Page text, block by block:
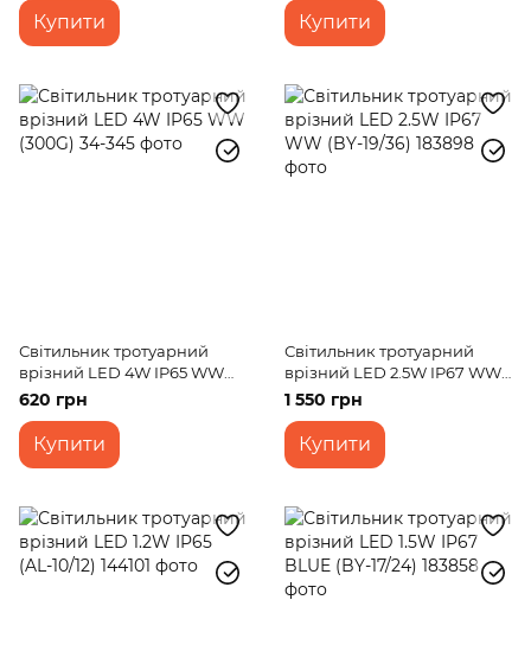
Купити Купити
Світильник тротуарний
врізний LED 4W IP65 WW
(300G)
620 грн
Купити
Світильник тротуарний
врізний LED 2.5W IP67 WW
(BY-19/36)
1 550 грн
Купити